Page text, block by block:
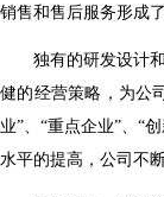
销售和售后服务形成
独有的研发设计和
健的经营策略，为公
业”、“重点企业”、“
水平的提高，公司不